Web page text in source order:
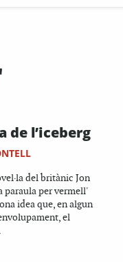
de l’iceberg
del britànic Jon
paraula per vermell'
idea que, en algun
el